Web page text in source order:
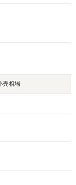
売相場